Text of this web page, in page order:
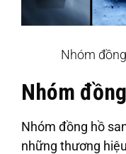
Nhóm
Nhóm
Nhóm đồng hồ
những thương